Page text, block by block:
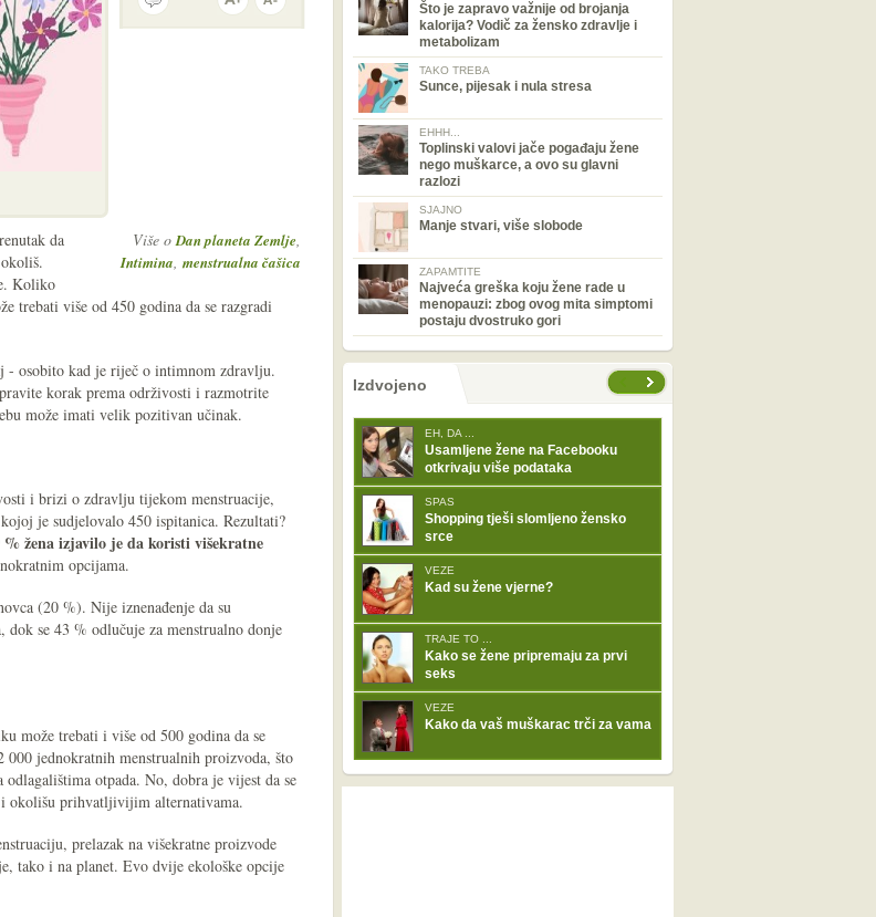
Više oDan planeta Zemlje,
Intimina, menstrualna čašica
da
Koliko
trebati više od 450 godina da se razgradi
- osobito kad je riječ o intimnom zdravlju.
korak prema održivosti i razmotrite
može imati velik pozitivan učinak.
i brizi o zdravlju tijekom menstruacije,
je sudjelovalo 450 ispitanica. Rezultati?
% žena izjavilo je da koristi višekratne
opcijama.
(20 %). Nije iznenađenje da su
se 43 % odlučuje za menstrualno donje
može trebati i više od 500 godina da se
jednokratnih menstrualnih proizvoda, što
otpada. No, dobra je vijest da se
okolišu prihvatljivijim alternativama.
prelazak na višekratne proizvode
tako i na planet. Evo dvije ekološke opcije
Što je zapravo važnije od brojanja
kalorija? Vodič za žensko zdravlje i
metabolizam
TAKO TREBA
Sunce, pijesak i nula stresa
EHHH...
Toplinski valovi jače pogađaju žene
nego muškarce, a ovo su glavni
razlozi
SJAJNO
Manje stvari, više slobode
ZAPAMTITE
Najveća greška koju žene rade u
menopauzi: zbog ovog mita simptomi
postaju dvostruko gori
nema prethodne stranice
sljedećeIzdvojeno
EH, DA ...
Usamljene žene na Facebooku
otkrivaju više podataka
SPAS
Shopping tješi slomljeno žensko
srce
VEZE
Kad su žene vjerne?
TRAJE TO ...
Kako se žene pripremaju za prvi
seks
VEZE
Kako da vaš muškarac trči za vama